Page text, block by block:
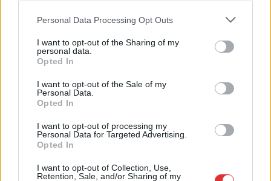
Please note that this website/app uses one or more Google
not limited to your visit or usage behaviour. You may click to
grant or deny consent to Google and its third-party tags to
use your data for below specified purposes in below Google
consent section.
Personal Data Processing Opt Outs
I want to opt-out of the Sharing of my
personal data.
Opted In
I want to opt-out of the Sale of my
Personal Data.
Opted In
I want to opt-out of processing my
Personal Data for Targeted Advertising.
Opted In
I want to opt-out of Collection, Use,
Retention, Sale, and/or Sharing of my
Átszervezi működését az osztrák óriáscég, Szolnok is érintett
Tragédiába torkollott a segítségnyújtás elmulasztása, három
kisújszállási lakos ellen emeltek vádat
Vízitraffipax a Tisza-tavon: mostantól senki sem úszhatja meg
a száguldozást
Szolnokra is megérkezik a nyár eddigi legkeményebb napja
Már Szolnokon is korlátozások léptek életbe a tartós hatalmas
hőség, a vízhiány és az áramtakarékosság miatt